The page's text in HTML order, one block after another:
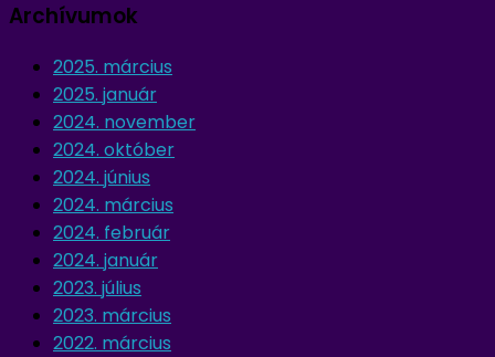
Archívumok
2025. március
2025. január
2024. november
2024. október
2024. június
2024. március
2024. február
2024. január
2023. július
2023. március
2022. március